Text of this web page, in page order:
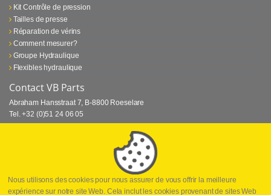
Kit Contrôle de pression
Tailles de presse
Réparation de vérins
Comment mesurer?
Groupe Hydraulique
Flexibles hydraulique
Contact VB Parts
Abraham Hansstraat 7, B-8800 Roeselare
Tel. +32 (0)51 24 06 05
⏳ Dernier mois de promotion Webtec!
Promotion Webtec Equipements De Test Portatifs
Nous utilisons des cookies pour nous assurer de vous offrir la meilleure
expérience sur notre site Web. Cela inclut les cookies provenant de sites Web